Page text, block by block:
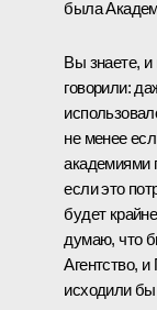
была
Вы знаете, и
говорили:
не менее
академиями
если это
будет
думаю, что
Агентство,
исходили бы